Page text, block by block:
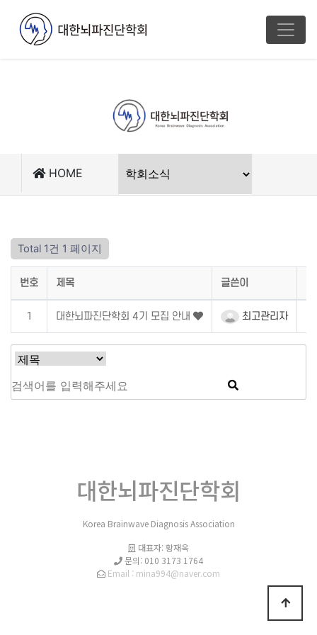
HOME
Total 1건 1 페이지
번호 제목 글쓴이
1 대한뇌파진단학회 4기 모집 안내 최고관리자
대한뇌파진단학회
Korea Brainwave Diagnosis Association
대표자: 황재옥
문의: 010 3173 1764
Email : mina994@naver.com